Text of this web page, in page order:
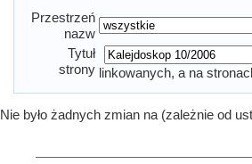
Przestrzeń
nazw
Tytuł
strony linkowanych, a na
Nie było żadnych zmian na (zależnie od